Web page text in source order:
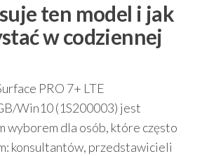
ten model i jak
w codziennej
PRO 7+ LTE
Win10 (1S200003) jest
wyborem dla osób, które często
konsultantów, przedstawicieli